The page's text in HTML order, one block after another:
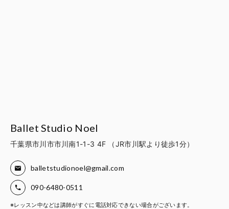
Ballet Studio Noel
千葉県市川市市川南1-1-3 4F （JR市川駅より徒歩1分）
balletstudionoel@gmail.com
090-6480-0511
※レッスン中などは講師がすぐに電話対応できない場合がございます。